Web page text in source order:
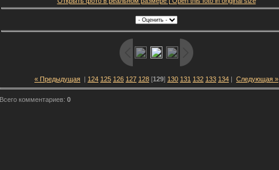
« Предыдущая | 124 125 126 127 128 [129] 130 131 132 133 134 | Следующая »
Всего комментариев: 0